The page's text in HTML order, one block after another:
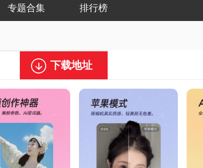
专题合集 排行榜
下载地址